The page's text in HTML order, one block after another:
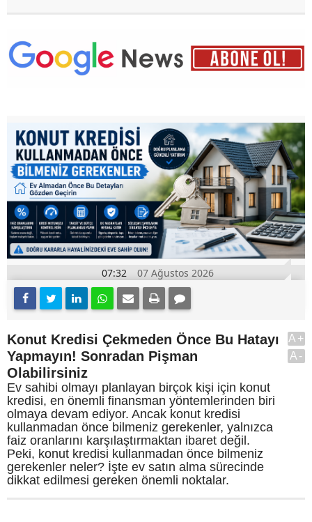
07:32 07 Ağustos 2026
Konut Kredisi Çekmeden Önce Bu Hatayı
Yapmayın! Sonradan Pişman
Olabilirsiniz
Ev sahibi olmayı planlayan birçok kişi için konut
kredisi, en önemli finansman yöntemlerinden biri
olmaya devam ediyor. Ancak konut kredisi
kullanmadan önce bilmeniz gerekenler, yalnızca
faiz oranlarını karşılaştırmaktan ibaret değil.
Peki, konut kredisi kullanmadan önce bilmeniz
gerekenler neler? İşte ev satın alma sürecinde
dikkat edilmesi gereken önemli noktalar.
A+
A-